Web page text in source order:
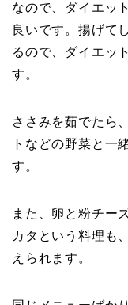
なので、ダイエッ
良いです。揚げて
るので、ダイエッ
す。
ささみを茹でたら
トなどの野菜と一
す。
また、卵と粉チー
カタという料理も
えられます。